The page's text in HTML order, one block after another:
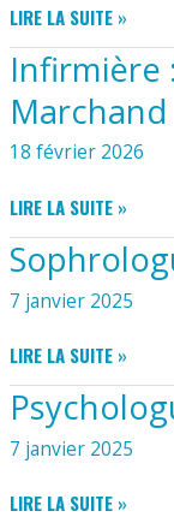
SOS
TRAUMA
MARENNES
LIRE LA SUITE »
Infirmière
Marchand
18 février 2026
INFIRMIÈRE
:
ANGÉLIQUE
MARCHAND
LIRE LA SUITE »
7 janvier 2025
SOPHROLOGUE
:
CINDY
LARGE
LIRE LA SUITE »
7 janvier 2025
PSYCHOLOGUE
LIRE LA SUITE »